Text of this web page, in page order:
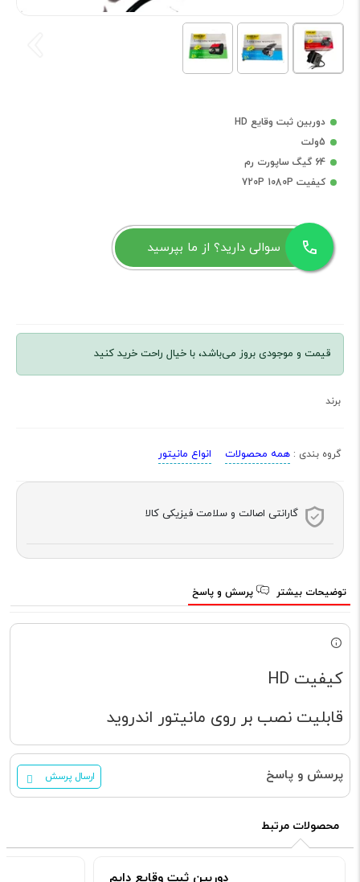
دوربین ثبت وقایع HD
5ولت
64 گیگ ساپورت رم
کیفیت 720P 1080P
سوالی دارید؟ از ما بپرسید
قیمت و موجودی بروز می‌باشد، با خیال راحت خرید کنید
برند
گروه بندی : همه محصولات انواع مانیتور
گارانتی اصالت و سلامت فیزیکی کالا
توضیحات بیشتر پرسش و پاسخ
کیفیت HD
قابلیت نصب بر روی مانیتور اندروید
پرسش و پاسخ ارسال پرسش
محصولات مرتبط
دوربین ثبت وقایع دایم